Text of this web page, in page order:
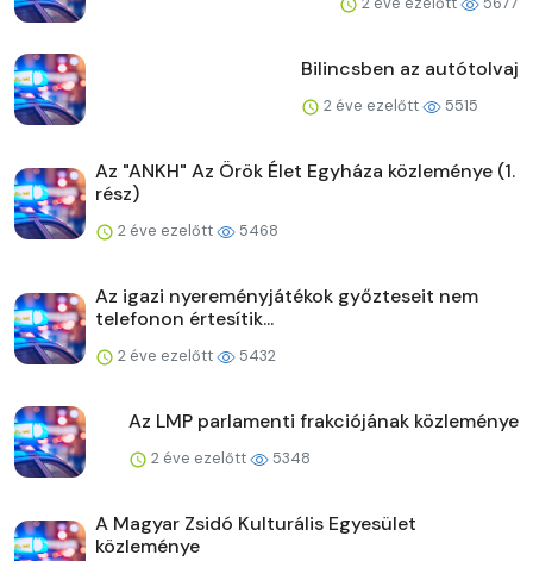
Bilincsben az autótolvaj
2 éve ezelőtt 5515
Az "ANKH" Az Örök Élet Egyháza közleménye (1.
rész)
2 éve ezelőtt 5468
Az igazi nyereményjátékok győzteseit nem
telefonon értesítik...
2 éve ezelőtt 5432
Az LMP parlamenti frakciójának közleménye
2 éve ezelőtt 5348
A Magyar Zsidó Kulturális Egyesület
közleménye